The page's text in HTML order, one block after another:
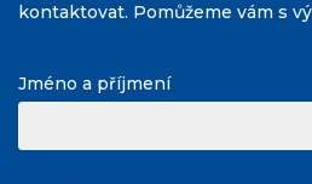
kontaktovat. Pomůžeme vám s
Jméno a příjmení